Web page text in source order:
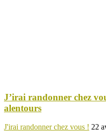
J’irai randonner chez
alentours
J'irai randonner chez vous ! 22